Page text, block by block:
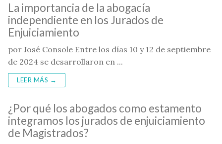
La importancia de la abogacía
independiente en los Jurados de
Enjuiciamiento
por José Console Entre los días 10 y 12 de septiembre
de 2024 se desarrollaron en ...
LEER MÁS →
¿Por qué los abogados como estamento
integramos los jurados de enjuiciamiento
de Magistrados?